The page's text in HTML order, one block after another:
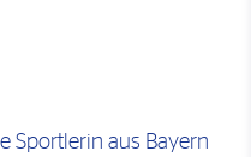
Sportlerin aus Bayern